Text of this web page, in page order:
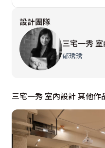
外，沙發背後也設置展示
舒適、通透，適合四位成
設計團隊
三宅一秀
郁琇琇
三宅一秀 室內設計 其他作